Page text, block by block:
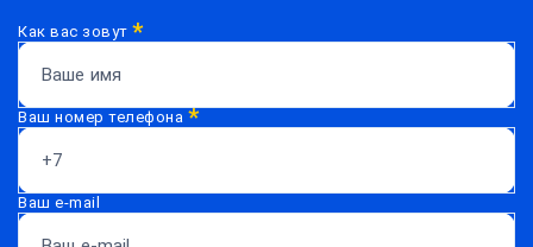
Как вас зовут*
Ваш номер телефона *
Ваш e-mail